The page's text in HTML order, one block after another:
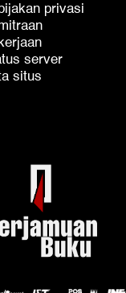
privasi
server
situs